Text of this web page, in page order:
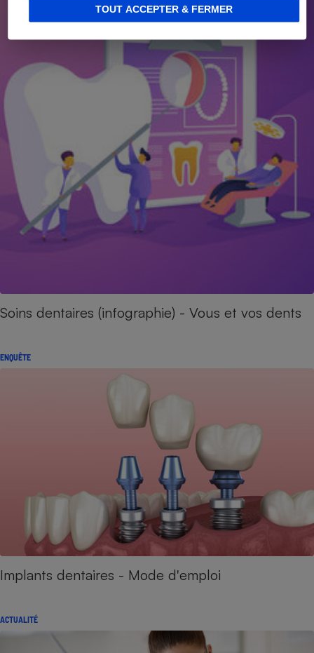
TOUT ACCEPTER & FERMER
Soins dentaires (infographie) - Vous et vos dents
ENQUÊTE
Implants dentaires - Mode d'emploi
ACTUALITÉ